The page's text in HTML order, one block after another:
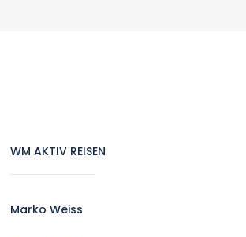
WM AKTIV REISEN
Marko Weiss